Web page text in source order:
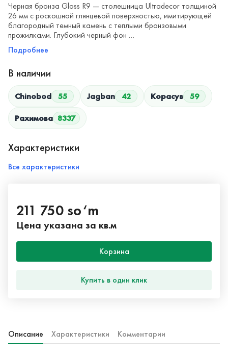
Черная бронза Gloss R9 — столешница Ultradecor толщиной
26 мм с роскошной глянцевой поверхностью, имитирующей
благородный темный камень с теплыми бронзовыми
прожилками. Глубокий черный фон …
Подробнее
В наличии
Chinobod 55 Jagban 42 Корасув 59
Рахимова 8337
Характеристики
Все характеристики
211 750 so‘m
Цена указана за кв.м
Корзина
Купить в один клик
Описание Характеристики Комментарии